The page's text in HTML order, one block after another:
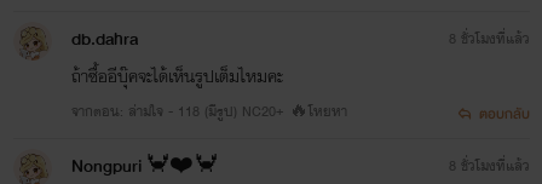
db.dahra
ถ้าซื้ออีบุ๊คจะได้เห็นรูปเต็มไหมคะ
จากตอน: ล่ามใจ - 118 (มีรูป) NC20+ 🔥โหยหา
8 ชั่วโมงที่แล้ว
ตอบกลับ
Nongpuri 🦀❤️🦀 8 ชั่วโมงที่แล้ว